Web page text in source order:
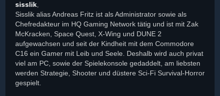
sisslik
Sisslik alias Andreas Fritz ist als Administrator sowie als
Chefredakteur im HQ Gaming Network tätig und ist mit Zak
McKracken, Space Quest, X-Wing und DUNE 2
aufgewachsen und seit der Kindheit mit dem Commodore
C16 ein Gamer mit Leib und Seele. Deshalb wird auch privat
viel am PC, sowie der Spielekonsole gedaddelt, am liebsten
werden Strategie, Shooter und düstere Sci-Fi Survival-Horror
gespielt.